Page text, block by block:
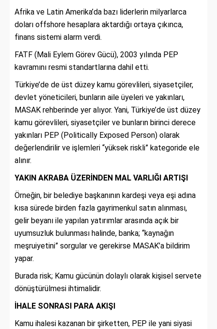
Afrika ve Latin Amerika’da bazı liderlerin milyarlarca
doları offshore hesaplara aktardığı ortaya çıkınca,
finans sistemi alarm verdi.
FATF (Mali Eylem Görev Gücü), 2003 yılında PEP
kavramını resmi standartlarına dahil etti.
Türkiye’de de üst düzey kamu görevlileri, siyasetçiler,
devlet yöneticileri, bunların aile üyeleri ve yakınları,
MASAK rehberinde yer alıyor. Yani, Türkiye’de üst düzey
kamu görevlileri, siyasetçiler ve bunların birinci derece
yakınları PEP (Politically Exposed Person) olarak
değerlendirilir ve işlemleri “yüksek riskli” kategoride ele
alınır.
YAKIN AKRABA ÜZERİNDEN MAL VARLIĞI ARTIŞI
Örneğin, bir belediye başkanının kardeşi veya eşi adına
kısa sürede birden fazla gayrimenkul satın alınması,
gelir beyanı ile yapılan yatırımlar arasında açık bir
uyumsuzluk bulunması halinde, banka; “kaynağın
meşruiyetini” sorgular ve gerekirse MASAK’a bildirim
yapar.
Burada risk; Kamu gücünün dolaylı olarak kişisel servete
dönüştürülmesi ihtimalidir.
İHALE SONRASI PARA AKIŞI
Kamu ihalesi kazanan bir şirketten, PEP ile yani siyasi